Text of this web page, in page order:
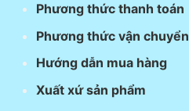
Phương thức thanh toán
Phương thức vận chuyển
Hướng dẫn mua hàng
Xuất xứ sản phẩm